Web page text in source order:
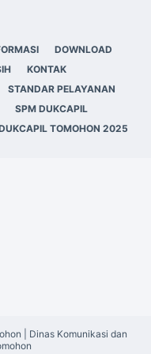
DOWNLOAD
KONTAK
STANDAR PELAYANAN
SPM DUKCAPIL
TOMOHON 2025
| Dinas Komunikasi dan